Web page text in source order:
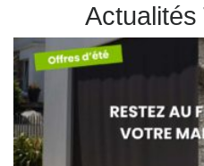
Actualités